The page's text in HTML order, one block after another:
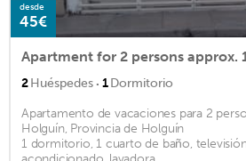
desde
45€
Apartment for 2 persons approx.
2Huéspedes · 1Dormitorio
Apartamento de vacaciones para 2
Holguín, Provincia de Holguín
1 dormitorio, 1 cuarto de baño,